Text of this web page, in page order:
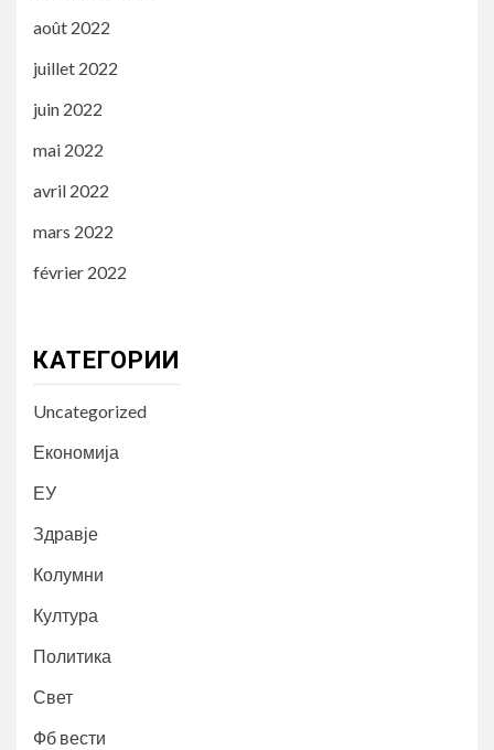
août 2022
juillet 2022
juin 2022
mai 2022
avril 2022
mars 2022
février 2022
КАТЕГОРИИ
Uncategorized
Економија
ЕУ
Здравје
Колумни
Култура
Политика
Свет
Фб вести